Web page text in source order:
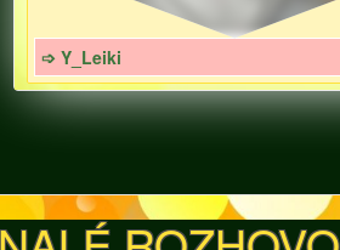
➩ Y_Leiki